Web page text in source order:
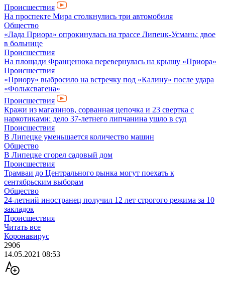
Происшествия
На проспекте Мира столкнулись три автомобиля
Общество
«Лада Приора» опрокинулась на трассе Липецк-Усмань: двое
в больнице
Происшествия
На площади Франценюка перевернулась на крышу «Приора»
Происшествия
«Приору» выбросило на встречку под «Калину» после удара
«Фольксвагена»
Происшествия
Кражи из магазинов, сорванная цепочка и 23 свертка с
наркотиками: дело 37-летнего липчанина ушло в суд
Происшествия
В Липецке уменьшается количество машин
Общество
В Липецке сгорел садовый дом
Происшествия
Трамваи до Центрального рынка могут поехать к
сентябрьским выборам
Общество
24-летний иностранец получил 12 лет строгого режима за 10
закладок
Происшествия
Читать все
Коронавирус
2906
14.05.2021 08:53